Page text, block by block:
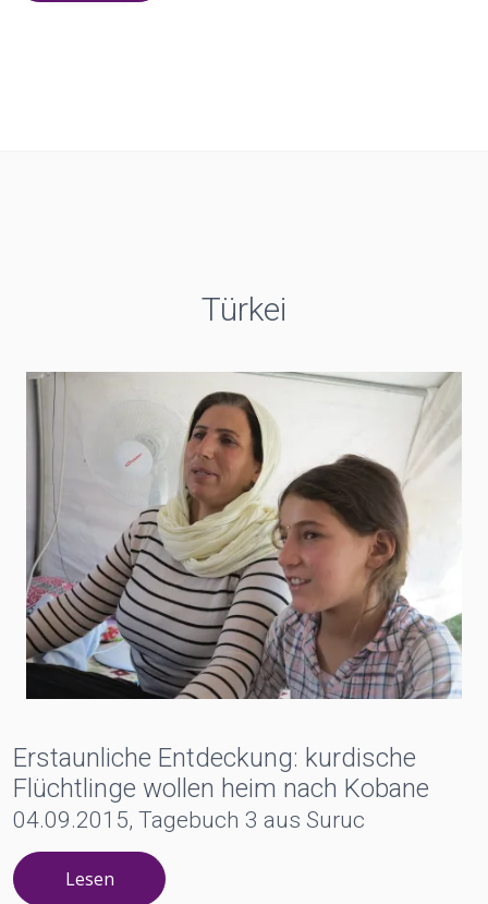
Türkei
Erstaunliche Entdeckung: kurdische
Flüchtlinge wollen heim nach Kobane
04.09.2015, Tagebuch 3 aus Suruc
Lesen